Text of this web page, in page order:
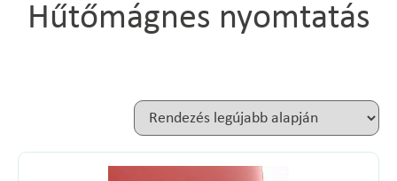
Hűtőmágnes nyomtatás